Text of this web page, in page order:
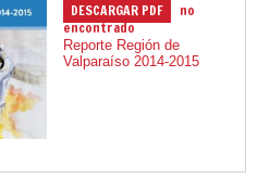
15.07.2015
DESCARGAR PDF
no
encontrado
Reporte Región de
Valparaíso 2014-2015